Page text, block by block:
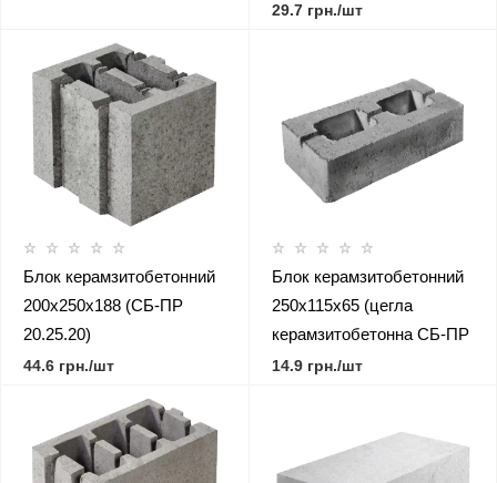
29.7 грн./шт
Блок керамзитобетонний
200х250х188 (СБ-ПР
20.25.20)
44.6 грн./шт
Блок керамзитобетонний
250х115х65 (цегла
керамзитобетонна СБ-ПР
25.11.6)
14.9 грн./шт